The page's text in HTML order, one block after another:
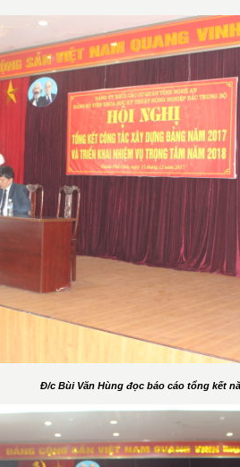
Đ/c Bùi Văn Hùng đọc báo cáo tổng kết